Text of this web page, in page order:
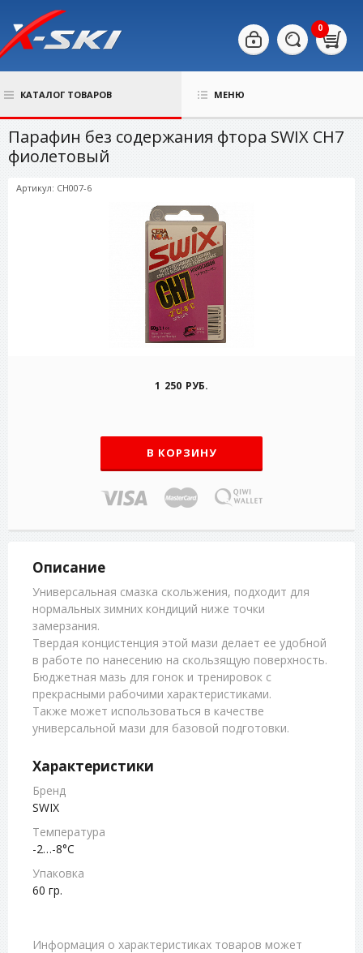
0
КАТАЛОГ ТОВАРОВ МЕНЮ
Парафин без содержания фтора SWIX CH7
фиолетовый
Артикул: CH007-6
1 250 РУБ.
В КОРЗИНУ
Описание
Универсальная смазка скольжения, подходит для
нормальных зимних кондиций ниже точки
замерзания.
Твердая концистенция этой мази делает ее удобной
в работе по нанесению на скользящую поверхность.
Бюджетная мазь для гонок и тренировок с
прекрасными рабочими характеристиками.
Также может использоваться в качестве
универсальной мази для базовой подготовки.
Характеристики
Бренд
SWIX
Температура
-2…-8°С
Упаковка
60 гр.
Информация о характеристиках товаров может